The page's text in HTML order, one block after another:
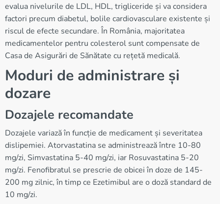
evalua nivelurile de LDL, HDL, trigliceride și va considera
factori precum diabetul, bolile cardiovasculare existente și
riscul de efecte secundare. În România, majoritatea
medicamentelor pentru colesterol sunt compensate de
Casa de Asigurări de Sănătate cu rețetă medicală.
Moduri de administrare și
dozare
Dozajele recomandate
Dozajele variază în funcție de medicament și severitatea
dislipemiei. Atorvastatina se administrează între 10-80
mg/zi, Simvastatina 5-40 mg/zi, iar Rosuvastatina 5-20
mg/zi. Fenofibratul se prescrie de obicei în doze de 145-
200 mg zilnic, în timp ce Ezetimibul are o doză standard de
10 mg/zi.